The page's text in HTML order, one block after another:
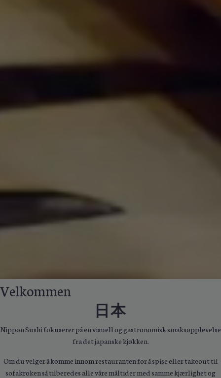
Velkommen
日本
Nippon Sushi fokuserer på en visuell og gastronomisk smaksopplevelse
fra det japanske kjøkken.
Om du velger å komme innom restauranten for å spise eller takeout til
sofakroken så tilberedes alle våre måltider med samme kjærlighet og